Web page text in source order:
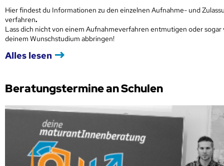
Hier findest du Informationen zu den einzelnen Aufnahme- und
verfahren.
Lass dich nicht von einem Aufnahmeverfahren entmutigen oder sogar
deinem Wunschstudium abbringen!
Alles lesen
Beratungstermine an Schulen